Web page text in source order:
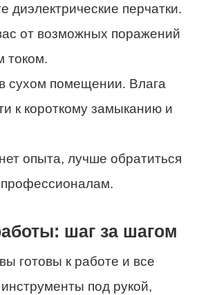
диэлектрические перчатки.
от возможных поражений
током.
сухом помещении. Влага
к короткому замыканию и
опыта, лучше обратиться
шаг за шагом
готовы к работе и все
под рукой,